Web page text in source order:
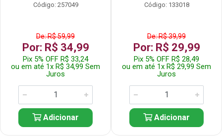
Código: 257049
De: R$ 59,99
Por: R$ 34,99
Pix 5% OFF R$ 33,24
ou em até 1x R$ 34,99 Sem
Juros
Adicionar
Código: 133018
De: R$ 39,99
Por: R$ 29,99
Pix 5% OFF R$ 28,49
ou em até 1x R$ 29,99 Sem
Juros
Adicionar